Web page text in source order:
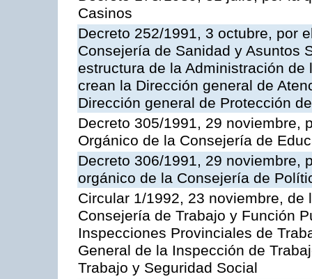
Casinos
Decreto 252/1991, 3 octubre, por
Consejería de Sanidad y Asuntos
estructura de la Administración
crean la Dirección general de
Dirección general de Protección
Decreto 305/1991, 29 noviembre,
Orgánico de la Consejería de
Decreto 306/1991, 29 noviembre,
orgánico de la Consejería de
Circular 1/1992, 23 noviembre,
Consejería de Trabajo y Función
Inspecciones Provinciales de
General de la Inspección de
Trabajo y Seguridad Social